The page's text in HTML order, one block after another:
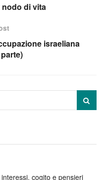
di vita
israeliana
cogito e pensieri